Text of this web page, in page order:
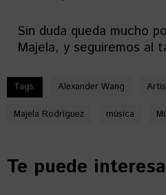
Sin duda queda mucho
Majela, y seguiremos al
Tags: Alexander Wang
Majela Rodríguez música
Te puede